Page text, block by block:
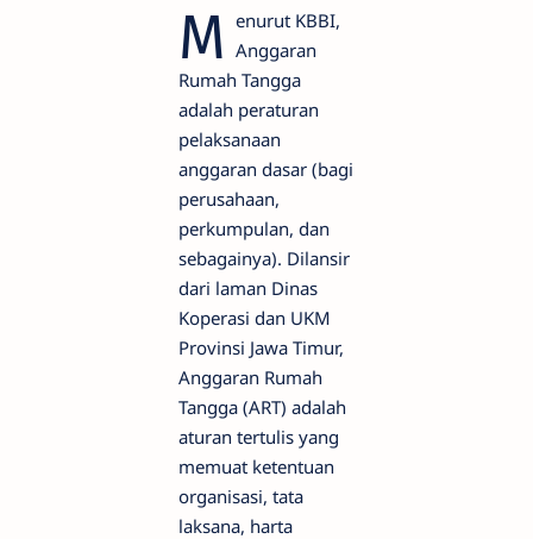
M enurut KBBI,
Anggaran
Rumah Tangga
adalah peraturan
pelaksanaan
anggaran dasar (bagi
perusahaan,
perkumpulan, dan
sebagainya). Dilansir
dari laman Dinas
Koperasi dan UKM
Provinsi Jawa Timur,
Anggaran Rumah
Tangga (ART) adalah
aturan tertulis yang
memuat ketentuan
organisasi, tata
laksana, harta